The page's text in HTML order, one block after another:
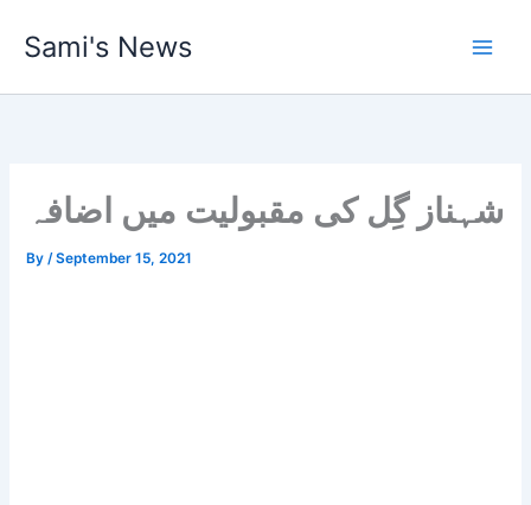
Sami's News
شہناز گِل کی مقبولیت میں اضافہ
By/September 15, 2021